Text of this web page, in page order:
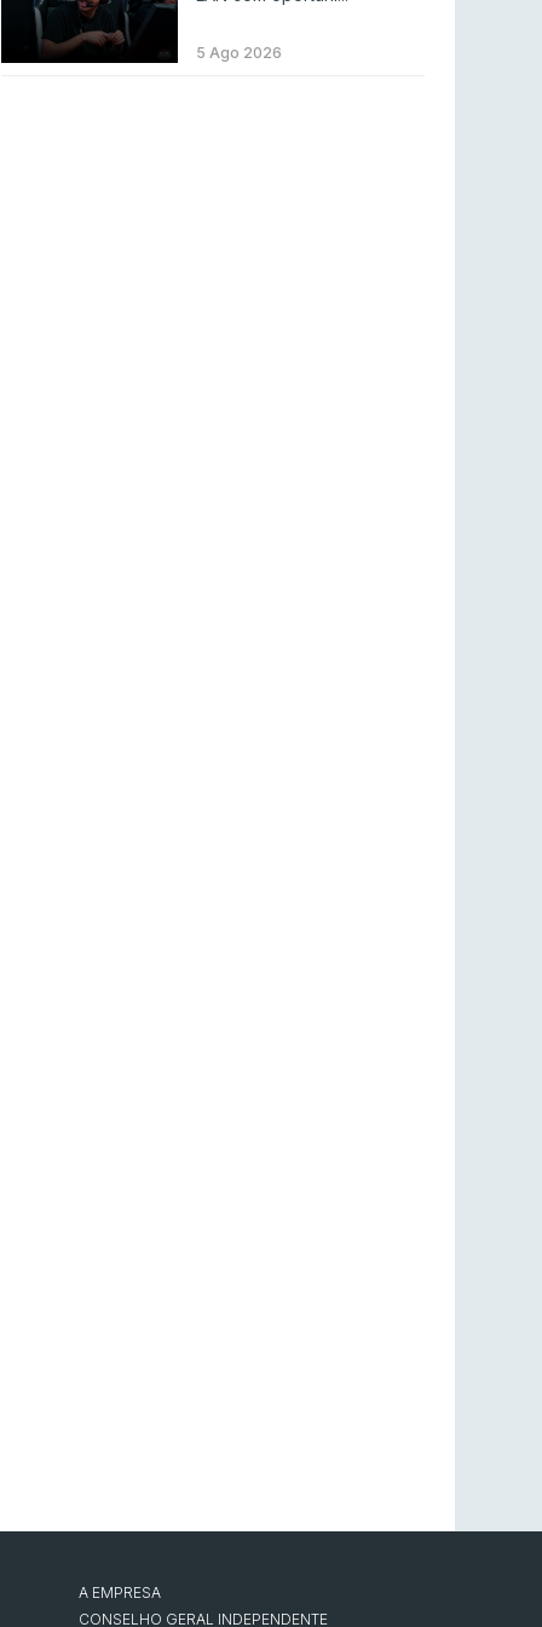
MOUZ surpreende Spirit para vencer BLAST
Bounty
5 Ago 2026
A EMPRESA
CONSELHO GERAL INDEPENDENTE